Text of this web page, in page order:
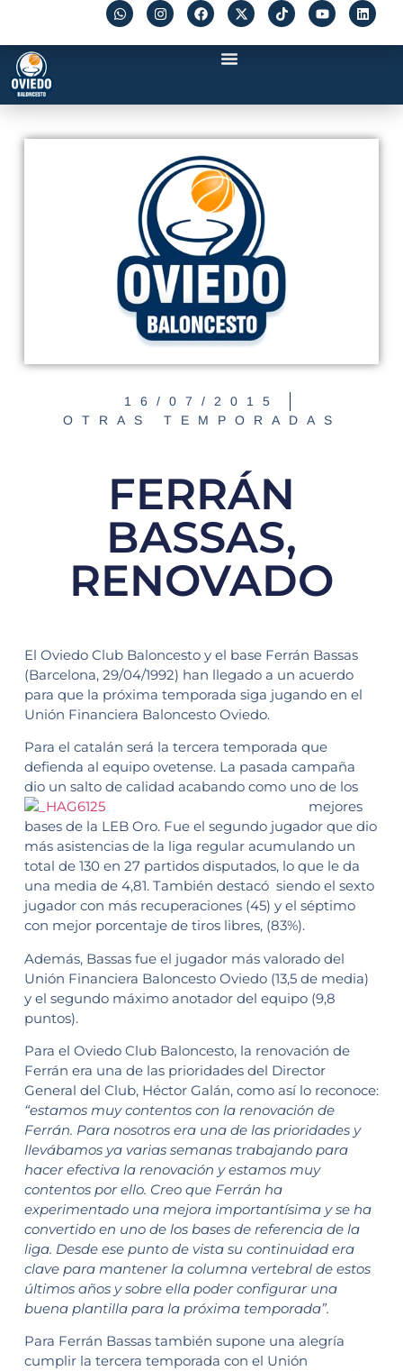
16/07/2015
OTRAS TEMPORADAS
FERRÁN
BASSAS,
RENOVADO
El Oviedo Club Baloncesto y el base Ferrán Bassas
(Barcelona, 29/04/1992) han llegado a un acuerdo
para que la próxima temporada siga jugando en el
Unión Financiera Baloncesto Oviedo.
Para el catalán será la tercera temporada que
defienda al equipo ovetense. La pasada campaña
dio un salto de calidad acabando como uno de los
mejores
bases de la LEB Oro. Fue el segundo jugador que dio
más asistencias de la liga regular acumulando un
total de 130 en 27 partidos disputados, lo que le da
una media de 4,81. También destacó siendo el sexto
jugador con más recuperaciones (45) y el séptimo
con mejor porcentaje de tiros libres, (83%).
Además, Bassas fue el jugador más valorado del
Unión Financiera Baloncesto Oviedo (13,5 de media)
y el segundo máximo anotador del equipo (9,8
puntos).
Para el Oviedo Club Baloncesto, la renovación de
Ferrán era una de las prioridades del Director
General del Club, Héctor Galán, como así lo reconoce:
“estamos muy contentos con la renovación de
Ferrán. Para nosotros era una de las prioridades y
llevábamos ya varias semanas trabajando para
hacer efectiva la renovación y estamos muy
contentos por ello. Creo que Ferrán ha
experimentado una mejora importantísima y se ha
convertido en uno de los bases de referencia de la
liga. Desde ese punto de vista su continuidad era
clave para mantener la columna vertebral de estos
últimos años y sobre ella poder configurar una
buena plantilla para la próxima temporada”.
Para Ferrán Bassas también supone una alegría
cumplir la tercera temporada con el Unión